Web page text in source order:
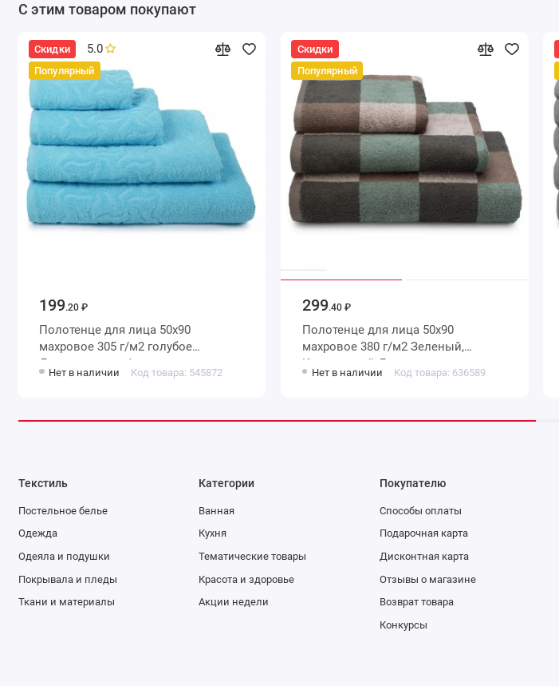
С этим товаром покупают
Скидки
Популярный
5.0
199.20 ₽
Полотенце для лица 50х90
махровое 305 г/м2 голубое
Донецкая мануфактура
Нет в наличии Код товара: 545872
Скидки
Популярный
299.40 ₽
Полотенце для лица 50х90
махровое 380 г/м2 Зеленый,
Коричневый Донецкая
мануфактура Twig
Нет в наличии Код товара: 636589
Текстиль
Постельное белье
Одежда
Одеяла и подушки
Покрывала и пледы
Ткани и материалы
Категории
Ванная
Кухня
Тематические товары
Красота и здоровье
Акции недели
Покупателю
Способы оплаты
Подарочная карта
Дисконтная карта
Отзывы о магазине
Возврат товара
Конкурсы